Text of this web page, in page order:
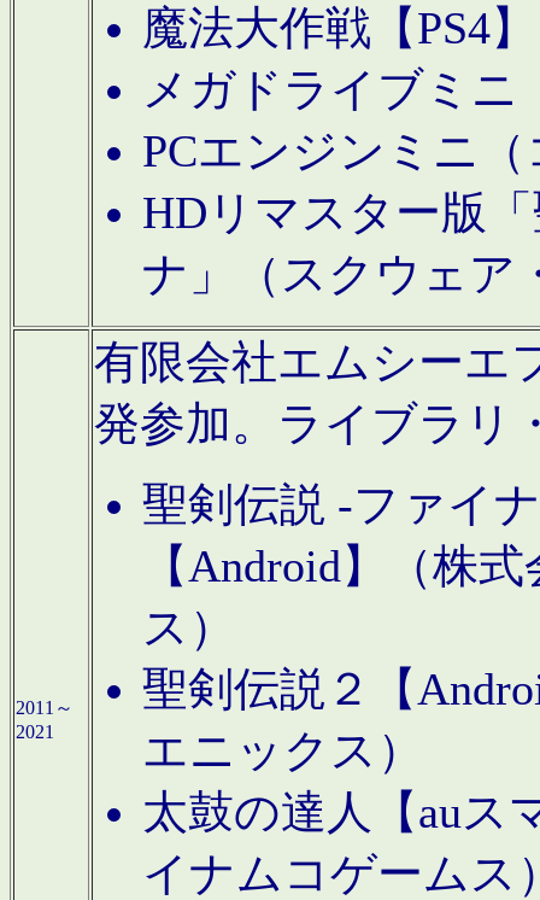
魔法大作戦【PS4
メガドライブミニ
PCエンジンミニ
HDリマスター版
ナ」（スクウェア
2011～
2021
有限会社エムシーエ
発参加。ライブラリ
聖剣伝説 -ファイ
【Android】（株
ス）
聖剣伝説２【
エニックス）
太鼓の達人【auス
イナムコゲームス